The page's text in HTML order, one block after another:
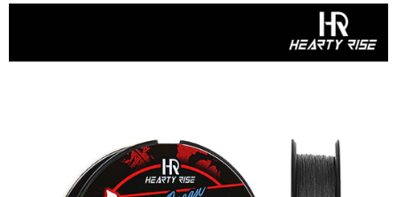
５．嚴禁一人註冊多個帳號或使用他人資訊註冊。若發現惡意使用之情形，
恩沛科技股份有限公司將有權停止該用戶之使用額度並採取法律行動。